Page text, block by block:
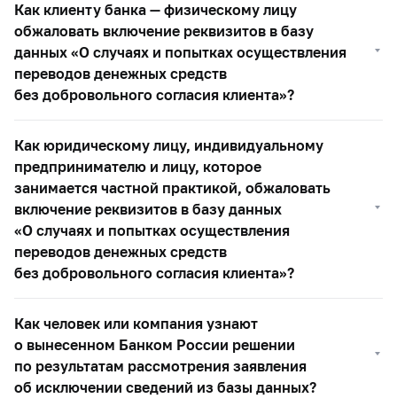
Как клиенту банка — физическому лицу
обжаловать включение реквизитов в базу
данных «О случаях и попытках осуществления
переводов денежных средств
без добровольного согласия клиента»?
Как юридическому лицу, индивидуальному
предпринимателю и лицу, которое
занимается частной практикой, обжаловать
включение реквизитов в базу данных
«О случаях и попытках осуществления
переводов денежных средств
без добровольного согласия клиента»?
Как человек или компания узнают
о вынесенном Банком России решении
по результатам рассмотрения заявления
об исключении сведений из базы данных?